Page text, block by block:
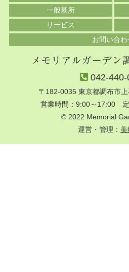
一般墓所
サービス
お問い合わ
メモリアルガーデン
042-440-
〒182-0035 東京都調布市
営業時間：9:00～17:00
© 2022 Memorial
運営・管理：